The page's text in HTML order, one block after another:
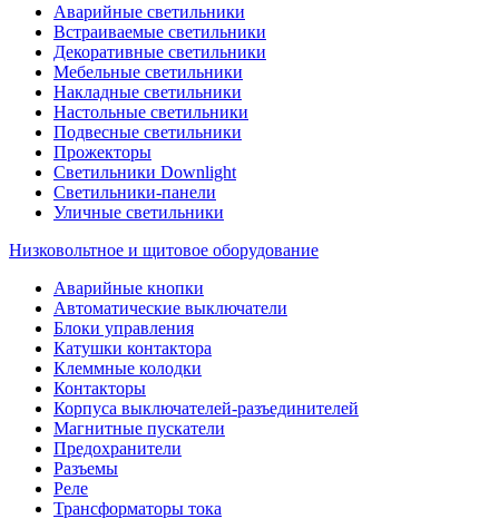
Аварийные светильники
Встраиваемые светильники
Декоративные светильники
Мебельные светильники
Накладные светильники
Настольные светильники
Подвесные светильники
Прожекторы
Светильники Downlight
Светильники-панели
Уличные светильники
Низковольтное и щитовое оборудование
Аварийные кнопки
Автоматические выключатели
Блоки управления
Катушки контактора
Клеммные колодки
Контакторы
Корпуса выключателей-разъединителей
Магнитные пускатели
Предохранители
Разъемы
Реле
Трансформаторы тока